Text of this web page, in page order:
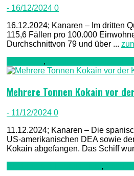
- 16/12/2024 0
16.12.2024; Kanaren – Im dritten
115,6 Fällen pro 100.000
Durchschnittvon 79 und über ...
,
Mehrere Tonnen Kokain vor
- 11/12/2024 0
11.12.2024; Kanaren – Die
US-amerikanischen DEA sowie
Kokain abgefangen. Das Schiff
,